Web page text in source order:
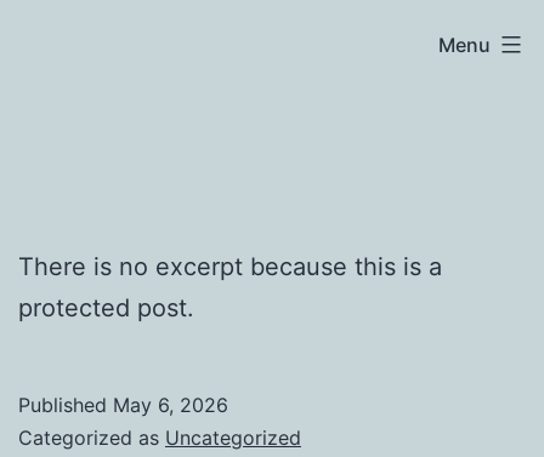
Menu
There is no excerpt because this is a
protected post.
Published May 6, 2026
Categorized as Uncategorized